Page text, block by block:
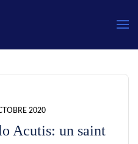
2020
Acutis: un saint